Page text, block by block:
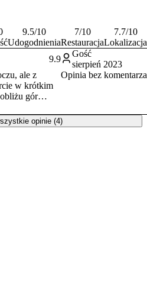
9.5/10
Udogodnienia
7/10
Restauracja
7.7/10
Lokalizacja
9.9
z
w krótkim
cisza i
Bardzo mili
Pyszne
Gość
sierpień 2023
Opinia bez
opinie (4)